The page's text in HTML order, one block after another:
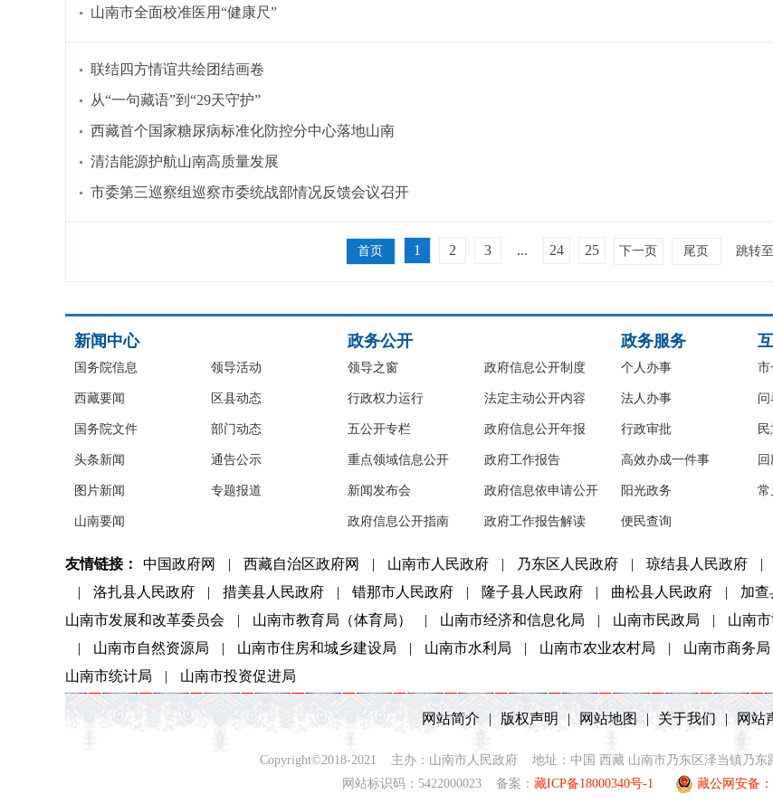
山南市全面校准医用“健康尺”
联结四方情谊共绘团结画卷
从“一句藏语”到“29天守护”
西藏首个国家糖尿病标准化防控分中心落地山南
清洁能源护航山南高质量发展
市委第三巡察组巡察市委统战部情况反馈会议召开
首页 1 2 3 ... 24 25 下一页 尾页 跳转至
新闻中心
国务院信息
西藏要闻
国务院文件
头条新闻
图片新闻
山南要闻
领导活动
区县动态
部门动态
通告公示
专题报道
政务公开
领导之窗
行政权力运行
五公开专栏
重点领域信息公开
新闻发布会
政府信息公开指南
政府信息公开制度
法定主动公开内容
政府信息公开年报
政府工作报告
政府信息依申请公开
政府工作报告解读
政务服务
个人办事
法人办事
行政审批
高效办成一件事
阳光政务
便民查询
市
问
常
友情链接： 中国政府网 | 西藏自治区政府网 | 山南市人民政府 | 乃东区人民政府 | 琼结县人民政府 |
|
洛扎县人民政府 | 措美县人民政府 | 错那市人民政府 | 隆子县人民政府 | 曲松县人民政府 | 加查
山南市发展和改革委员会
| 山南市教育局（体育局） | 山南市经济和信息化局 | 山南市民政局 | 山南
|
山南市自然资源局 | 山南市住房和城乡建设局 | 山南市水利局 | 山南市农业农村局 | 山南市商务局
山南市统计局
| 山南市投资促进局
网站简介 | 版权声明 | 网站地图 | 关于我们 | 网站
Copyright©2018-2021 主办：山南市人民政府 地址：中国 西藏 山南市乃东区泽当镇乃东
网站标识码：5422000023 备案： 藏ICP备18000340号-1 藏公网安备：